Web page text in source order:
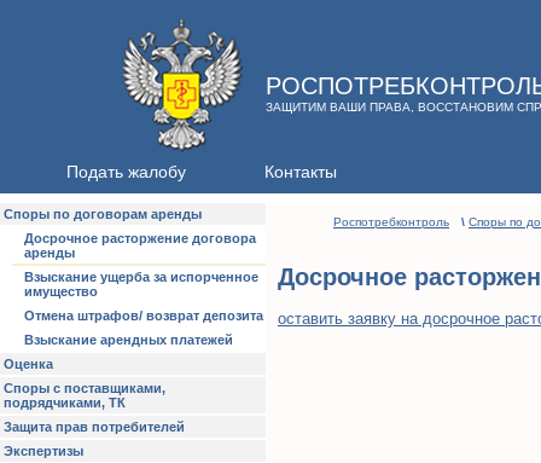
ЗАЩИТИМ ВАШИ ПРАВА, ВОССТАНОВИМ
Подать жалобу Контакты
Споры по договорам аренды
Досрочное расторжение договора
аренды
Взыскание ущерба за испорченное
имущество
Отмена штрафов/ возврат депозита
Взыскание арендных платежей
Оценка
Споры с поставщиками,
подрядчиками, ТК
Защита прав потребителей
Экспертизы
Роспотребконтроль \ Споры по
Досрочное
оставить заявку на досрочное